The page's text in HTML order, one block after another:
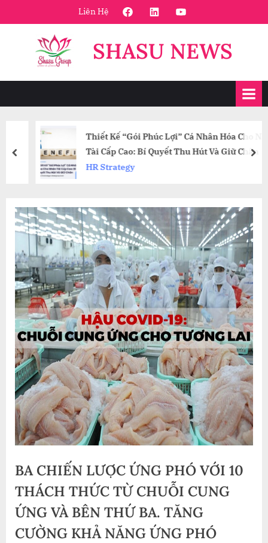
to
Liên Hệ FaceBookLinkedinYoutube
SHASU NEWS
Thiết Kế “Gói Phúc Lợi” Cá Nhân Hóa Cho Nhân
Tài Cấp Cao: Bí Quyết Thu Hút Và Giữ Chân
HR Strategy
prev
BA CHIẾN LƯỢC ỨNG PHÓ VỚI 10
THÁCH THỨC TỪ CHUỖI CUNG
ỨNG VÀ BÊN THỨ BA. TĂNG
CƯỜNG KHẢ NĂNG ỨNG PHÓ